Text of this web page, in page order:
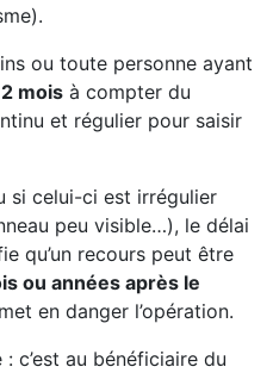
ou toute personne ayant
2 mois à compter du
et régulier pour saisir
si celui-ci est irrégulier
peu visible…), le délai
qu’un recours peut être
ou années après le
en danger l’opération.
c’est au bénéficiaire du